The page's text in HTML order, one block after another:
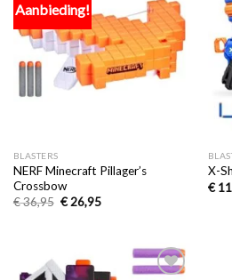
Aanbieding!
Toevoegen
aan
verlanglijst
BLASTERS
NERF Minecraft Pillager’s
Crossbow
€36,95 €26,95
X-
€